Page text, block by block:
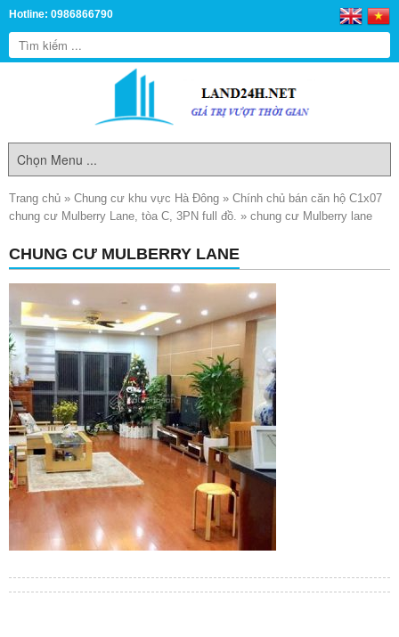
Hotline: 0986866790
Trang chủ » Chung cư khu vực Hà Đông » Chính chủ bán căn hộ C1x07
chung cư Mulberry Lane, tòa C, 3PN full đồ. » chung cư Mulberry lane
CHUNG CƯ MULBERRY LANE